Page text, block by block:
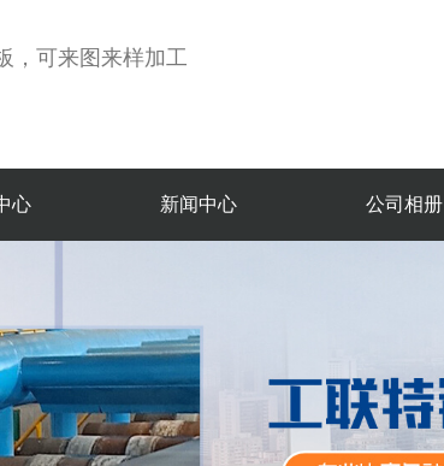
，可来图来样加工
心 新闻中心 公司相册